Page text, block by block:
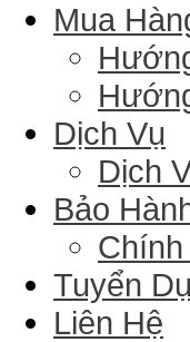
Mua
Dịch Vụ
Dịch
Bảo
Tuyển
Liên Hệ